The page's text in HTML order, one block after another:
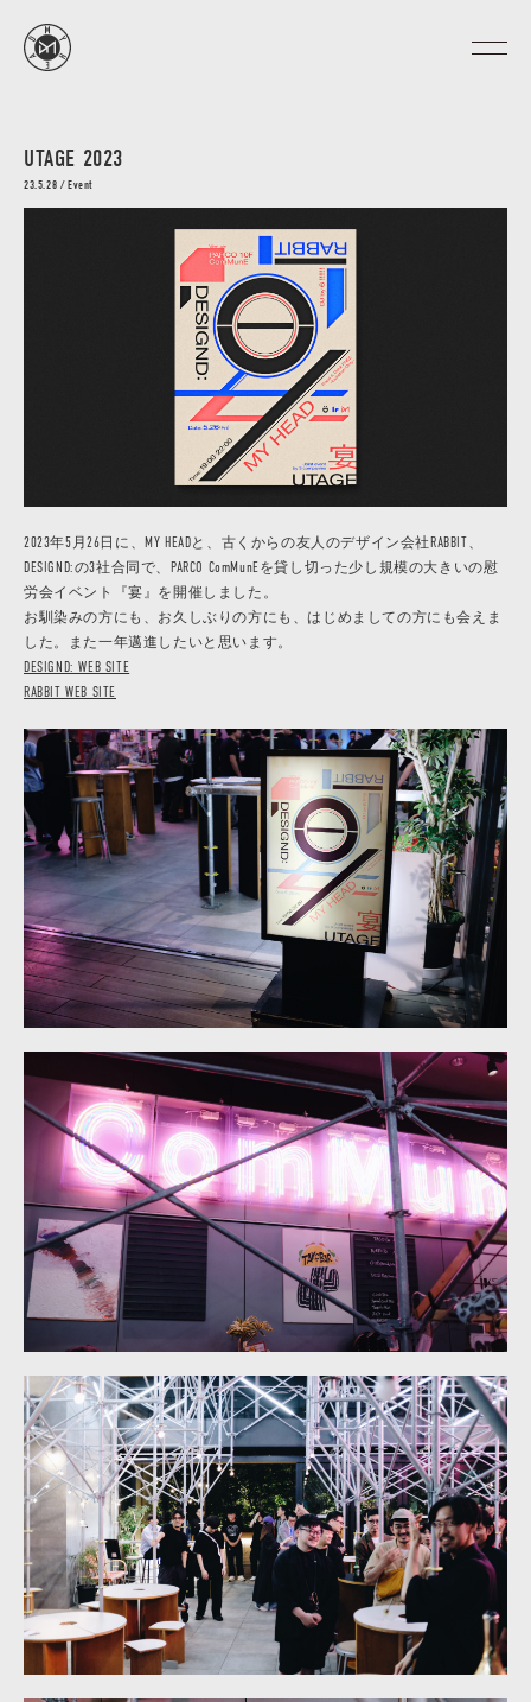
UTAGE 2023
23.5.28 / Event
2023年5月26日に、MY HEADと、古くからの友人のデザイン会社RABBIT、
DESIGND:の3社合同で、PARCO ComMunEを貸し切った少し規模の大きいの慰
労会イベント『宴』を開催しました。
お馴染みの方にも、お久しぶりの方にも、はじめましての方にも会えま
した。また一年邁進したいと思います。
DESIGND: WEB SITE
RABBIT WEB SITE